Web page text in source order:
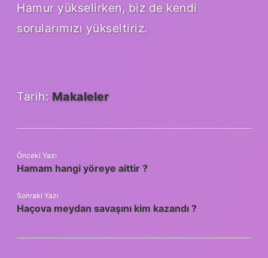
Hamur yükselirken, biz de kendi
sorularımızı yükseltiriz.
Tarih: Makaleler
Önceki Yazı
Hamam hangi yöreye aittir ?
Sonraki Yazı
Haçova meydan savaşını kim kazandı ?